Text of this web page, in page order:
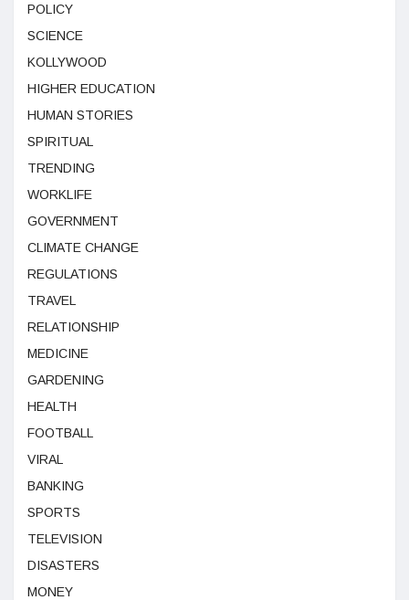
POLICY
SCIENCE
KOLLYWOOD
HIGHER EDUCATION
HUMAN STORIES
SPIRITUAL
TRENDING
WORKLIFE
GOVERNMENT
CLIMATE CHANGE
REGULATIONS
TRAVEL
RELATIONSHIP
MEDICINE
GARDENING
HEALTH
FOOTBALL
VIRAL
BANKING
SPORTS
TELEVISION
DISASTERS
MONEY